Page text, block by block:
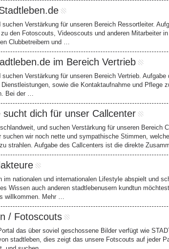
Verstärkung für unseren Bereich Ressortleiter.
den Fotoscouts, Videoscouts und anderen Mitarbeiter
Clubbetreibern und …
im Bereich Vertrieb
Verstärkung für unseren Bereich Vertrieb.
sowie die Kontaktaufnahme und Pflege
Bei der …
sucht dich für unser Callcenter
und suchen Verstärkung für unseren Bereich
suchen wir noch nette und sympathische Stimmen,
strahlen. Aufgabe des Callcenters ist die direkte
nationalen und internationalen Lifestyle abspielt und
Wissen auch anderen stadtlebenusern kundtun
willkommen. Mehr …
/ Fotoscouts
das über soviel geschossene Bilder verfügt wie
stadtleben, dies zeigt das unsere Fotscouts auf jeder